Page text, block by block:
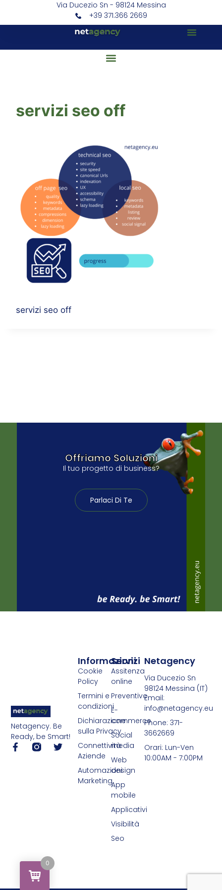
Via Ducezio Sn - 98124 Messina
+39 371.366 2669
servizi seo off
servizi seo off
Offriamo Soluzioni
Il tuo progetto di business?
Parlaci Di Te
Netagency. Be
Ready, be Smart!
Servizi
Assitenza
online
Preventivo
E-
commerce
Social
media
Web
design
App
mobile
Applicativi
Visibilità
Seo
Informazioni
Cookie
Policy
Termini e
condizioni
Dichiarazione
sulla Privacy
Connettività
Aziende
Automazioni
Marketing
Netagency
Via Ducezio Sn
98124 Messina (IT)
Email:
info@netagency.eu
Phone: 371-
3662669
Orari: Lun-Ven
10:00AM - 7:00PM
0